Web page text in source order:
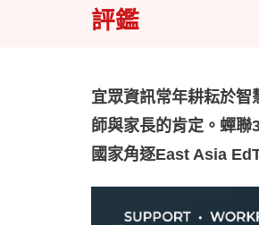
評鑑
宜眾資訊常年耕耘於
師與家長的肯定。蟬
國家角逐East Asia